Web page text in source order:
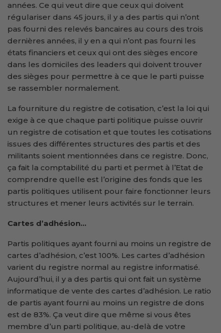
années. Ce qui veut dire que ceux qui doivent
régulariser dans 45 jours, il y a des partis qui n’ont
pas fourni des relevés bancaires au cours des trois
dernières années, il y en a qui n’ont pas fourni les
états financiers et ceux qui ont des sièges encore
dans les domiciles des leaders qui doivent trouver
des sièges pour permettre à ce que le parti puisse
se rassembler normalement.
La fourniture du registre de cotisation, c’est la loi qui
exige à ce que chaque parti politique puisse ouvrir
un registre de cotisation et que toutes les cotisations
issues des différentes structures des partis et des
militants soient mentionnées dans ce registre. Donc,
ça fait la comptabilité du parti et permet à l’Etat de
comprendre quelle est l’origine des fonds que les
partis politiques utilisent pour faire fonctionner leurs
structures et mener leurs activités sur le terrain.
Cartes d’adhésion…
Partis politiques ayant fourni au moins un registre de
cartes d’adhésion, c’est 100%. Les cartes d’adhésion
varient du registre normal au registre informatisé.
Aujourd’hui, il y a des partis qui ont fait un système
informatique de vente des cartes d’adhésion. Le ratio
de partis ayant fourni au moins un registre de dons
est de 83%. Ça veut dire que même si vous êtes
membre d’un parti politique, au-delà de votre